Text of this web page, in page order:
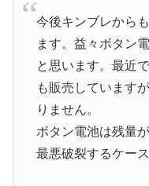
今後キンブレから
ます。益々ボタン
と思います。最近
も販売しています
りません。
ボタン電池は残量
最悪破裂するケー